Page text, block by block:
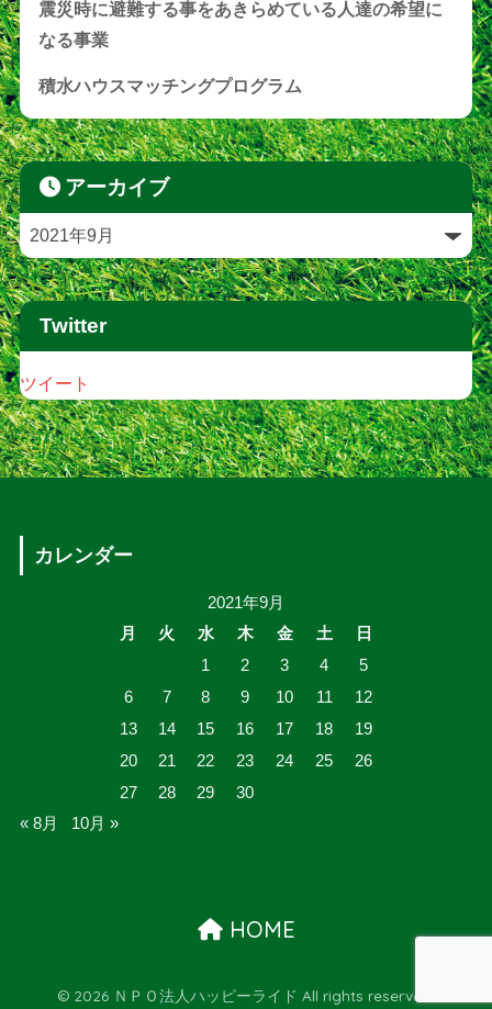
震災時に避難する事をあきらめている人達の希望に
なる事業
積水ハウスマッチングプログラム
アーカイブ
Twitter
ツイート
カレンダー
2021年9月
月
火 水 木 金 土
日
1
2 3 4
5
6
7 8 9 10 11
12
13
14 15 16 17 18
19
20
21 22 23 24 25
26
27
28 29
30
« 8月
10月 »
HOME
© 2026 ＮＰＯ法人ハッピーライド All rights reserved.